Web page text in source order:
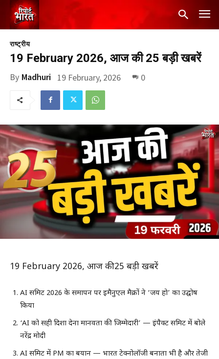
राष्ट्रीय
19 February 2026, आज की 25 बड़ी खबरें
By Madhuri 19 February, 2026 0
19 February 2026, आज की 25 बड़ी खबरें
AI समिट 2026 के समापन पर इमैनुएल मैक्रों ने ‘जय हो’ का उद्घोष
किया
‘AI को सही दिशा देना मानवता की जिम्मेदारी’ — इंपैक्ट समिट में बोले
नरेंद्र मोदी
AI समिट में PM का बयान — भारत टेक्नोलॉजी बनाता भी है और तेजी